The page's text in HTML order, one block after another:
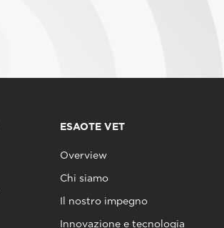
ESAOTE VET
Overview
Chi siamo
Il nostro impegno
Innovazione e tecnologia